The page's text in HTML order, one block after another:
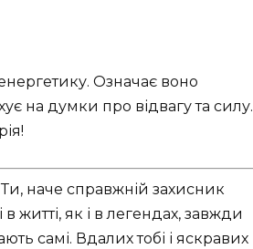
Означає воно
на думки про відвагу та силу.
Ти, наче справжній захисник
житті, як і в легендах, завжди
самі. Вдалих тобі і яскравих